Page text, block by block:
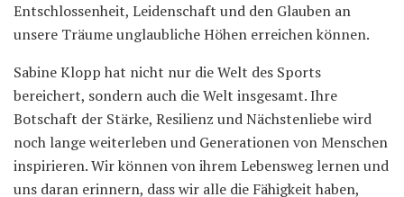
Entschlossenheit, Leidenschaft und den Glauben an
unsere Träume unglaubliche Höhen erreichen können.
Sabine Klopp hat nicht nur die Welt des Sports
bereichert, sondern auch die Welt insgesamt. Ihre
Botschaft der Stärke, Resilienz und Nächstenliebe wird
noch lange weiterleben und Generationen von Menschen
inspirieren. Wir können von ihrem Lebensweg lernen und
uns daran erinnern, dass wir alle die Fähigkeit haben,